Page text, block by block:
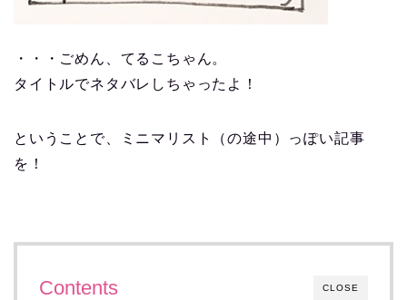
・・・ごめん、てるこちゃん。
タイトルでネタバレしちゃったよ！
ということで、ミニマリスト（の途中）っぽい記事
を！
CLOSE
Contents